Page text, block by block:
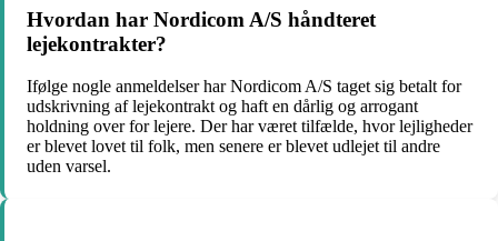
Hvordan har Nordicom A/S håndteret
lejekontrakter?
Ifølge nogle anmeldelser har Nordicom A/S taget sig betalt for
udskrivning af lejekontrakt og haft en dårlig og arrogant
holdning over for lejere. Der har været tilfælde, hvor lejligheder
er blevet lovet til folk, men senere er blevet udlejet til andre
uden varsel.